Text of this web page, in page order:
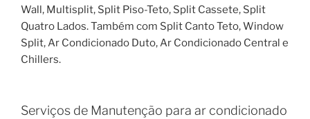
Wall, Multisplit, Split Piso-Teto, Split Cassete, Split
Quatro Lados. Também com Split Canto Teto, Window
Split, Ar Condicionado Duto, Ar Condicionado Central e
Chillers.
Serviços de Manutenção para ar condicionado